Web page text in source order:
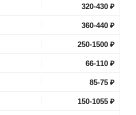
320-430 ₽
360-440 ₽
250-1500 ₽
66-110 ₽
85-75 ₽
150-1055 ₽